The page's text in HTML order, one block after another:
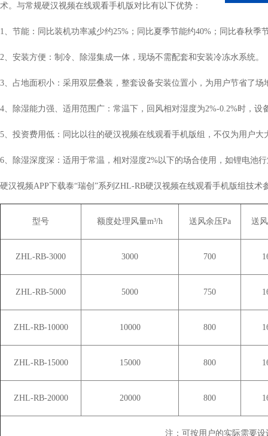
术。与常规硬汉视频在线观看手机版对比有以下优势：
1、节能：同比装机功率减少约25%；同比夏季节能约40%；同比春
2、安装方便：制冷、除湿集成一体，现场不需配套和安装冷冻水系统。
3、占地面积小：采用双层叠装，整套设备安装位置小，为用户节省了场地
4、除湿能力强、适用范围广：常温下，回风相对湿度为2%-0.2%时，
5、投资费用低：同比以往的硬汉视频在线观看手机版组，不仅为用户
6、除湿深度深：适用于常温，相对湿度2%以下的场合使用，如锂电池
硬汉视频APP下载泰“瑞创”系列ZHL-RB硬汉视频在线观看手机版组技术参
型号 额度处理风量m³/h 送风余压Pa 送
ZHL-RB-3000 3000 700
ZHL-RB-5000 5000 750
ZHL-RB-10000 10000 800
ZHL-RB-15000 15000 800
ZHL-RB-20000 20000 800
注：可按用户的实际需要